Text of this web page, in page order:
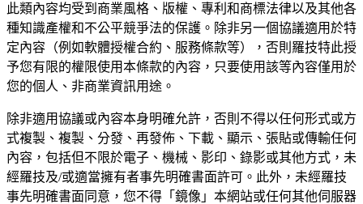
此類內容均受到商業風格、版權、專利和商標法律以及其他各
種知識產權和不公平競爭法的保護。除非另一個協議適用於特
定內容（例如軟體授權合約、服務條款等），否則羅技特此授
予您有限的權限使用本條款的內容，只要使用該等內容僅用於
您的個人、非商業資訊用途。
除非適用協議或內容本身明確允許，否則不得以任何形式或方
式複製、複製、分發、再發佈、下載、顯示、張貼或傳輸任何
內容，包括但不限於電子、機械、影印、錄影或其他方式，未
經羅技及/或適當擁有者事先明確書面許可。此外，未經羅技
事先明確書面同意，您不得「鏡像」本網站或任何其他伺服器